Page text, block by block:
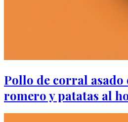
Pollo de corral
romero y patatas al